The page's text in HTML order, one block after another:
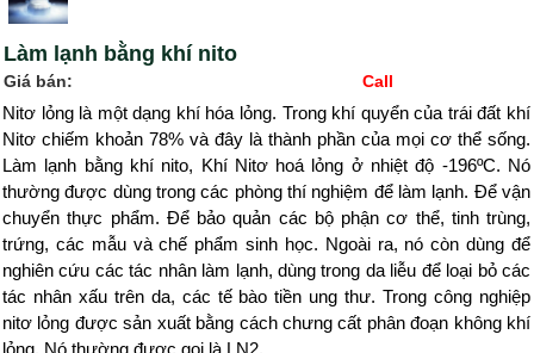
Làm lạnh bằng khí nito
Giá bán: Call
Nitơ lỏng là một dạng khí hóa lỏng. Trong khí quyển của trái đất khí
Nitơ chiếm khoản 78% và đây là thành phần của mọi cơ thể sống.
Làm lạnh bằng khí nito, Khí Nitơ hoá lỏng ở nhiệt độ -196ºC. Nó
thường được dùng trong các phòng thí nghiệm để làm lạnh. Để vận
chuyển thực phẩm. Để bảo quản các bộ phận cơ thể, tinh trùng,
trứng, các mẫu và chế phẩm sinh học. Ngoài ra, nó còn dùng để
nghiên cứu các tác nhân làm lạnh, dùng trong da liễu để loại bỏ các
tác nhân xấu trên da, các tế bào tiền ung thư. Trong công nghiệp
nitơ lỏng được sản xuất bằng cách chưng cất phân đoạn không khí
lỏng. Nó thường được gọi là LN2.